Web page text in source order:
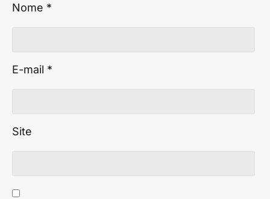
Nome *
E-mail *
Site